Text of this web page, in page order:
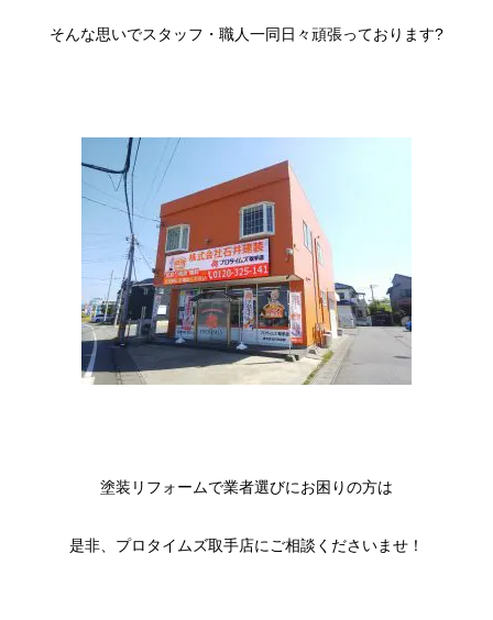
そんな思いでスタッフ・職人一同日々頑張っております?
塗装リフォームで業者選びにお困りの方は
是非、プロタイムズ取手店にご相談くださいませ！